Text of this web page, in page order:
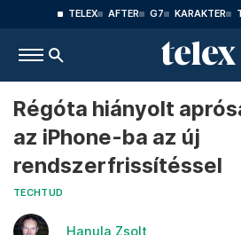
TELEX AFTER G7 KARAKTER
Régóta hiányolt
az iPhone-ba az új
rendszerfrissítéssel
TECHTUD
Hanula Zsolt